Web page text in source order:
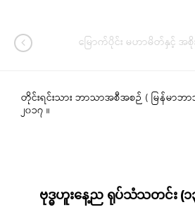
မြောက်ပိုင်း မဟာမိတ်နှင့် အ
တိုင်းရင်းသား ဘာသာအစီအစဉ် ( မြန်မာဘာ
၂၀၁၇ ။
ဗုဒ္ဓဟူးနေ့ည ရုပ်သံသတင်း (၁